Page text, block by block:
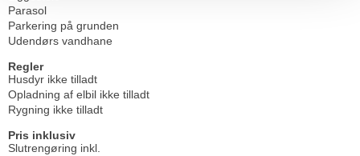
Parasol
Parkering på grunden
Udendørs vandhane
Regler
Husdyr ikke tilladt
Opladning af elbil ikke tilladt
Rygning ikke tilladt
Pris inklusiv
Slutrengøring inkl.